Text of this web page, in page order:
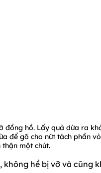
hồ. Lấy quả dừa ra
để gõ cho nứt tách phần
một chút.
hề bị vỡ và cũng